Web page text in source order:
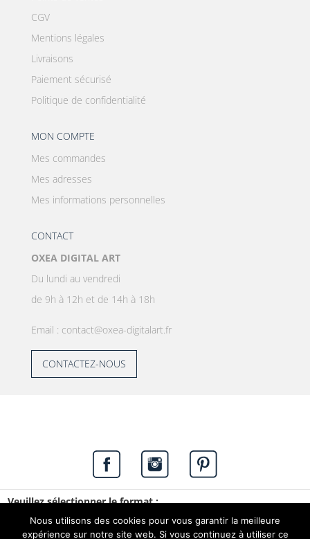
Veuillez sélectionner le format :
CGV
Mentions légales
Livraisons
Paiement sécurisé
Politique de confidentialité
MON COMPTE
Mes commandes
Mes adresses
Mes informations personnelles
CONTACT
OXEA DIGITAL ART
Du lundi au vendredi
de 9h à 12h et de 14h à 18h
Email : contact@oxea-digitalart.fr
CONTACTEZ-NOUS
Beeview,agence web à Vannes
Nous utilisons des cookies pour vous garantir la meilleure
expérience sur notre site web. Si vous continuez à utiliser ce